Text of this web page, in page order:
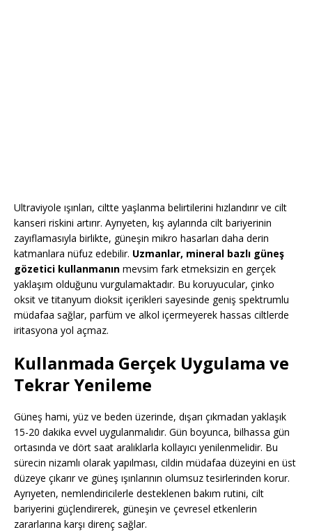
Ultraviyole ışınları, ciltte yaşlanma belirtilerini hızlandırır ve cilt
kanseri riskini artırır. Ayrıyeten, kış aylarında cilt bariyerinin
zayıflamasıyla birlikte, güneşin mikro hasarları daha derin
katmanlara nüfuz edebilir. Uzmanlar, mineral bazlı güneş
gözetici kullanmanın mevsim fark etmeksizin en gerçek
yaklaşım olduğunu vurgulamaktadır. Bu koruyucular, çinko
oksit ve titanyum dioksit içerikleri sayesinde geniş spektrumlu
müdafaa sağlar, parfüm ve alkol içermeyerek hassas ciltlerde
iritasyona yol açmaz.
Kullanmada Gerçek Uygulama ve
Tekrar Yenileme
Güneş hami, yüz ve beden üzerinde, dışarı çıkmadan yaklaşık
15-20 dakika evvel uygulanmalıdır. Gün boyunca, bilhassa gün
ortasında ve dört saat aralıklarla kollayıcı yenilenmelidir. Bu
sürecin nizamlı olarak yapılması, cildin müdafaa düzeyini en üst
düzeye çıkarır ve güneş ışınlarının olumsuz tesirlerinden korur.
Ayrıyeten, nemlendiricilerle desteklenen bakım rutini, cilt
bariyerini güçlendirerek, güneşin ve çevresel etkenlerin
zararlarına karşı direnç sağlar.